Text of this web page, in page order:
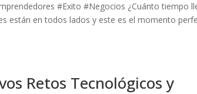
#Exito #Negocios ¿Cuánto tiempo
están en todos lados y este es el momento
Retos Tecnológicos y